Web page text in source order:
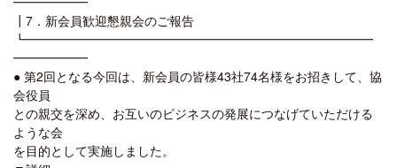
┃7．新会員歓迎懇親会のご報告
┗━━━━━━━━━━━━━━━━━━━━━━━━━━━━
━━━━━━
● 第2回となる今回は、新会員の皆様43社74名様をお招きして、協
会役員
との親交を深め、お互いのビジネスの発展につなげていただける
ような会
を目的として実施しました。